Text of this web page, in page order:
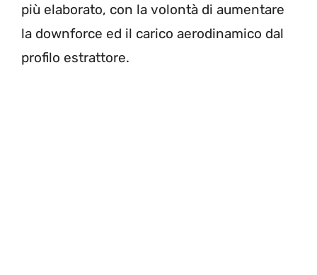
più elaborato, con la volontà di aumentare
la downforce ed il carico aerodinamico dal
profilo estrattore.